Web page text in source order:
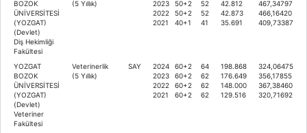
BOZOK
ÜNİVERSİTESİ
(YOZGAT)
(Devlet)
Diş Hekimliği
Fakültesi
(5 Yıllık)
2023
2022
2021
50+2
50+2
40+1
52
52
41
42.812
42.873
35.691
467,34797
466,16420
409,73387
YOZGAT
BOZOK
ÜNİVERSİTESİ
(YOZGAT)
(Devlet)
Veteriner
Fakültesi
Veterinerlik
(5 Yıllık)
SAY
2024
2023
2022
2021
60+2
60+2
60+2
60+2
64
62
62
62
198.868
176.649
148.000
129.516
324,06475
356,17855
367,38460
320,71692